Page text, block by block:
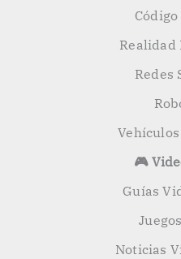
Realidad
Redes
🎮
Guías
Noticias